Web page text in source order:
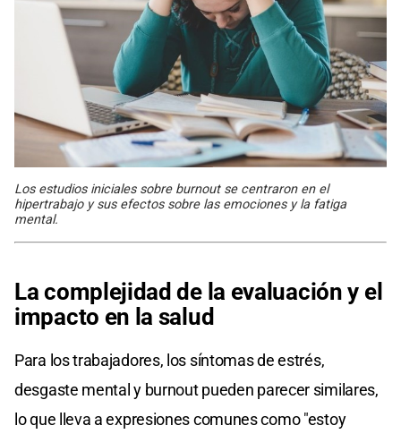
Los estudios iniciales sobre burnout se centraron en el
hipertrabajo y sus efectos sobre las emociones y la fatiga
mental.
La complejidad de la evaluación y el
impacto en la salud
Para los trabajadores, los síntomas de estrés,
desgaste mental y burnout pueden parecer similares,
lo que lleva a expresiones comunes como "estoy